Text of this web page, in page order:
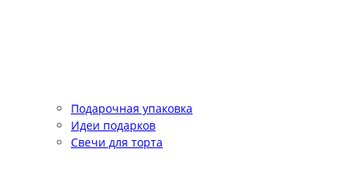
Подарочная упаковка
Идеи подарков
Свечи для торта